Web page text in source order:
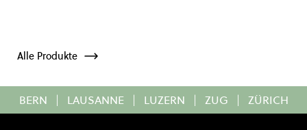
Alle Produkte
BERN | LAUSANNE | LUZERN | ZUG | ZÜRICH